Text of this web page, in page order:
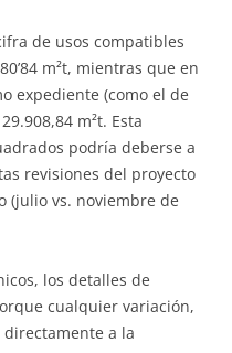
de usos compatibles
m²t, mientras que en
expediente (como el de
m²t. Esta
podría deberse a
revisiones del proyecto
(julio vs. noviembre de
los detalles de
cualquier variación,
a la